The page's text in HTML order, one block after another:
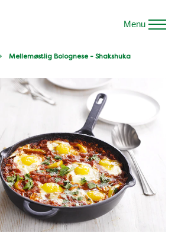
Menu
Mellemøstlig Bolognese - Shakshuka